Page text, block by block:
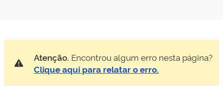
Atenção. Encontrou algum erro nesta página?
Clique aqui para relatar o erro.